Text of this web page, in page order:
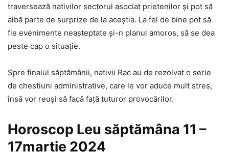
traversează nativilor sectorul asociat prietenilor și pot să
aibă parte de surprize de la aceștia. La fel de bine pot să
fie evenimente neașteptate și-n planul amoros, să se dea
peste cap o situație.
Spre finalul săptămânii, nativii Rac au de rezolvat o serie
de chestiuni administrative, care le vor aduce mult stres,
însă vor reuși să facă față tuturor provocărilor.
Horoscop Leu săptămâna 11 –
17martie 2024